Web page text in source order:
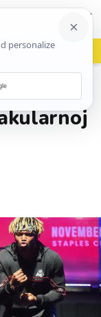
woot?!
10. studenoga 2019.